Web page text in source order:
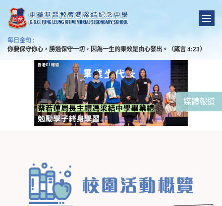
每日金句 :
你要保守你心，勝過保守一切，因為一生的果效是由心發出。（箴言 4:23）
媒體報道